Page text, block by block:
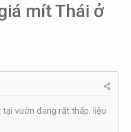
mít Thái ở
vườn đang rất thấp, liệu